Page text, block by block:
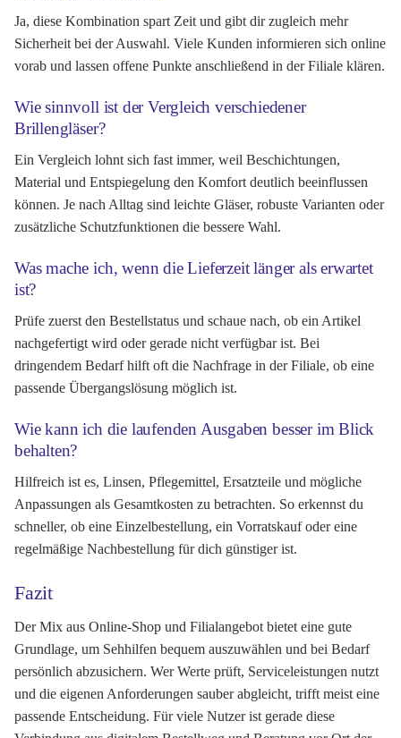
Ja, diese Kombination spart Zeit und gibt dir zugleich mehr
Sicherheit bei der Auswahl. Viele Kunden informieren sich online
vorab und lassen offene Punkte anschließend in der Filiale klären.
Wie sinnvoll ist der Vergleich verschiedener
Brillengläser?
Ein Vergleich lohnt sich fast immer, weil Beschichtungen,
Material und Entspiegelung den Komfort deutlich beeinflussen
können. Je nach Alltag sind leichte Gläser, robuste Varianten oder
zusätzliche Schutzfunktionen die bessere Wahl.
Was mache ich, wenn die Lieferzeit länger als erwartet
ist?
Prüfe zuerst den Bestellstatus und schaue nach, ob ein Artikel
nachgefertigt wird oder gerade nicht verfügbar ist. Bei
dringendem Bedarf hilft oft die Nachfrage in der Filiale, ob eine
passende Übergangslösung möglich ist.
Wie kann ich die laufenden Ausgaben besser im Blick
behalten?
Hilfreich ist es, Linsen, Pflegemittel, Ersatzteile und mögliche
Anpassungen als Gesamtkosten zu betrachten. So erkennst du
schneller, ob eine Einzelbestellung, ein Vorratskauf oder eine
regelmäßige Nachbestellung für dich günstiger ist.
Fazit
Der Mix aus Online-Shop und Filialangebot bietet eine gute
Grundlage, um Sehhilfen bequem auszuwählen und bei Bedarf
persönlich abzusichern. Wer Werte prüft, Serviceleistungen nutzt
und die eigenen Anforderungen sauber abgleicht, trifft meist eine
passende Entscheidung. Für viele Nutzer ist gerade diese